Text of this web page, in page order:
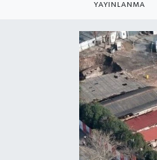
YAYINLANMA
KEMERBURGAZ
KÜLTÜR - SANAT
MAGAZİN
ÖZEL HABER
SAĞLIK